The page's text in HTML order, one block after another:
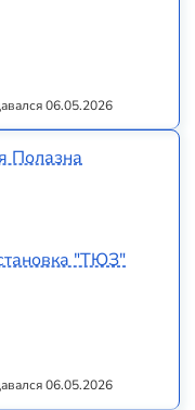
06.05.2026
Полазна
"ТЮЗ"
06.05.2026